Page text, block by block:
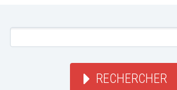
RECHERCHER